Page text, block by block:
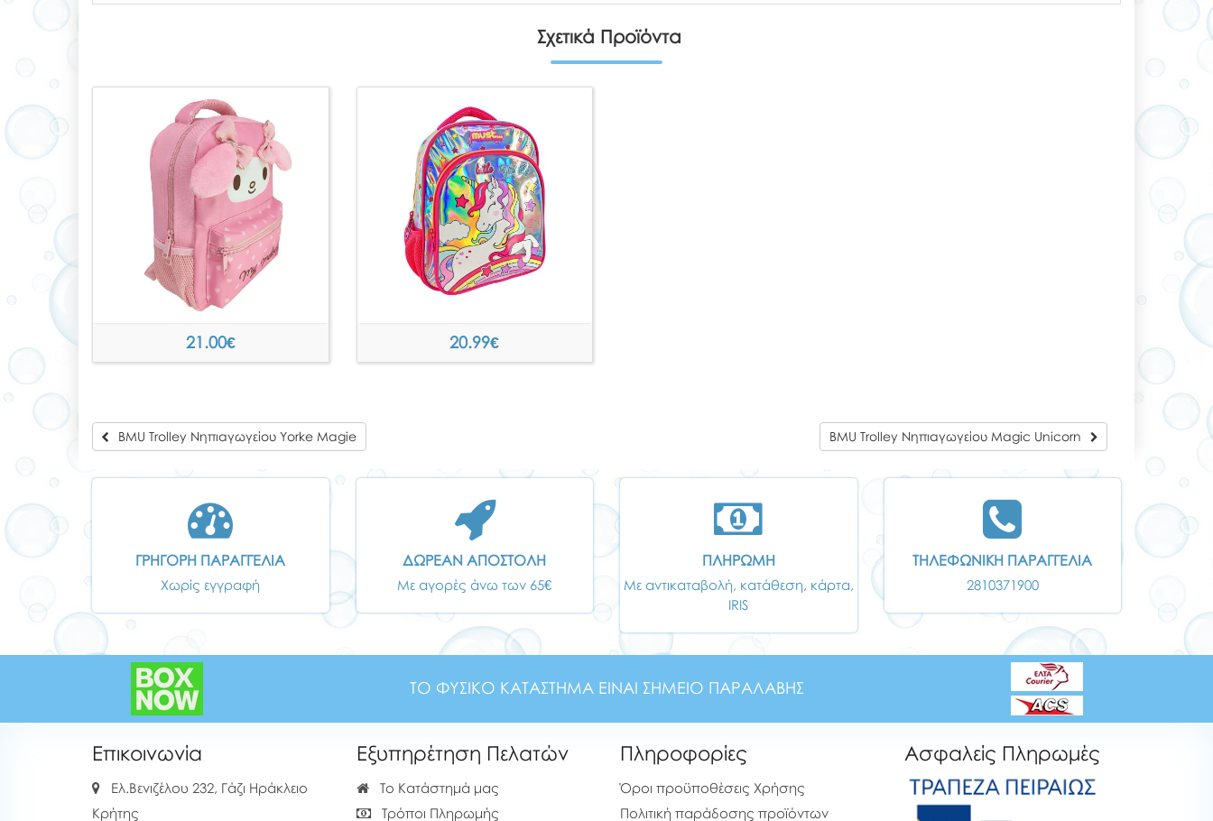
Σχετικά Προϊόντα
21.00€ 20.99€
BMU Trolley Νηπιαγωγείου Yorke Magie BMU Trolley Νηπιαγωγείου Magic Unicorn
ΓΡΗΓΟΡΗ ΠΑΡΑΓΓΕΛΙΑ
Χωρίς εγγραφή
ΔΩΡΕΑΝ ΑΠΟΣΤΟΛΗ
Με αγορές άνω των 65€
ΠΛΗΡΩΜΗ
Με αντικαταβολή, κατάθεση, κάρτα,
IRIS
ΤΗΛΕΦΩΝΙΚΗ ΠΑΡΑΓΓΕΛΙΑ
2810371900
ΤΟ ΦΥΣΙΚΟ ΚΑΤΑΣΤΗΜΑ ΕΙΝΑΙ ΣΗΜΕΙΟ ΠΑΡΑΛΑΒΗΣ
Επικοινωνία
Ελ.Βενιζέλου 232, Γάζι Ηράκλειο
Κρήτης
Εξυπηρέτηση Πελατών
Το Κατάστημά μας
Τρόποι Πληρωμής
Πληροφορίες
Όροι προϋποθέσεις Χρήσης
Πολιτική παράδοσης προϊόντων
Ασφαλείς Πληρωμές